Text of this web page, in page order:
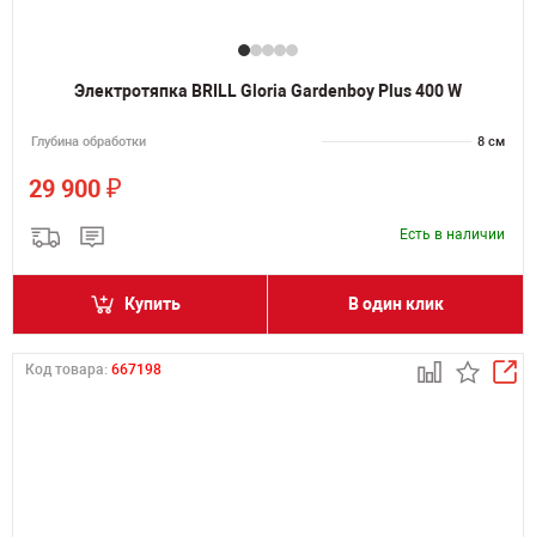
Электротяпка BRILL Gloria Gardenboy Plus 400 W
Глубина обработки 8 см
29 900 ₽
Есть в наличии
Купить В один клик
Код товара: 667198